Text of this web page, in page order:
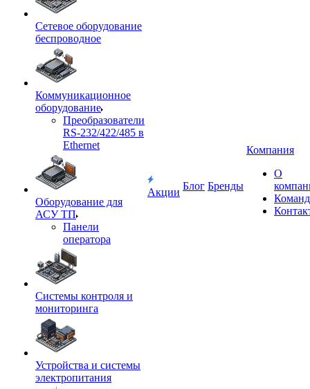
Сетевое оборудование
беспроводное
Коммуникационное
оборудование
Преобразователи
RS-232/422/485 в
Ethernet
Оборудование для
АСУ ТП
Панели
оператора
Системы контроля и
мониторинга
Устройства и системы
электропитания
Акции
Блог Бренды
Компания
О